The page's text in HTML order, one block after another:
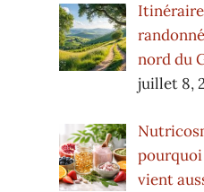
nord du
juillet 8,
vient